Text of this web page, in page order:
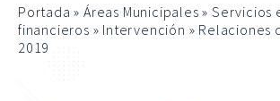
Portada »Áreas Municipales »Servicios
financieros » Intervención » Relaciones
2019